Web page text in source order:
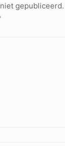
gepubliceerd.